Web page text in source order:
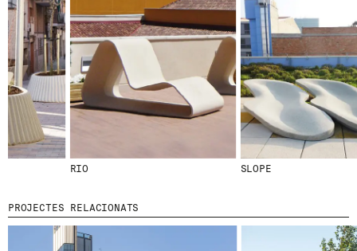
RIO SLOPE
PROJECTES RELACIONATS